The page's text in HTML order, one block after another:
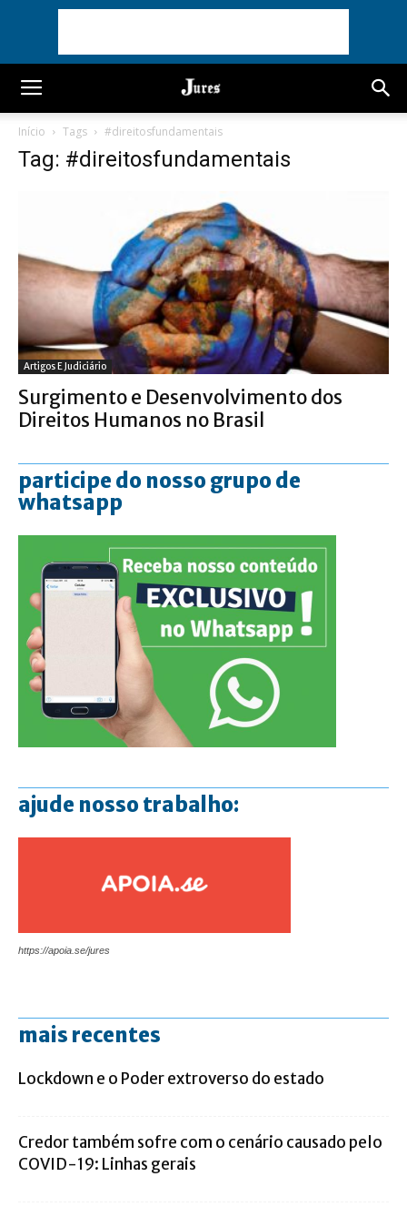
Início Tags #direitosfundamentais
Tag: #direitosfundamentais
Artigos E Judiciário
Surgimento e Desenvolvimento dos
Direitos Humanos no Brasil
participe do nosso grupo de
whatsapp
ajude nosso trabalho:
https://apoia.se/jures
mais recentes
Lockdown e o Poder extroverso do estado
Credor também sofre com o cenário causado pelo
COVID-19: Linhas gerais